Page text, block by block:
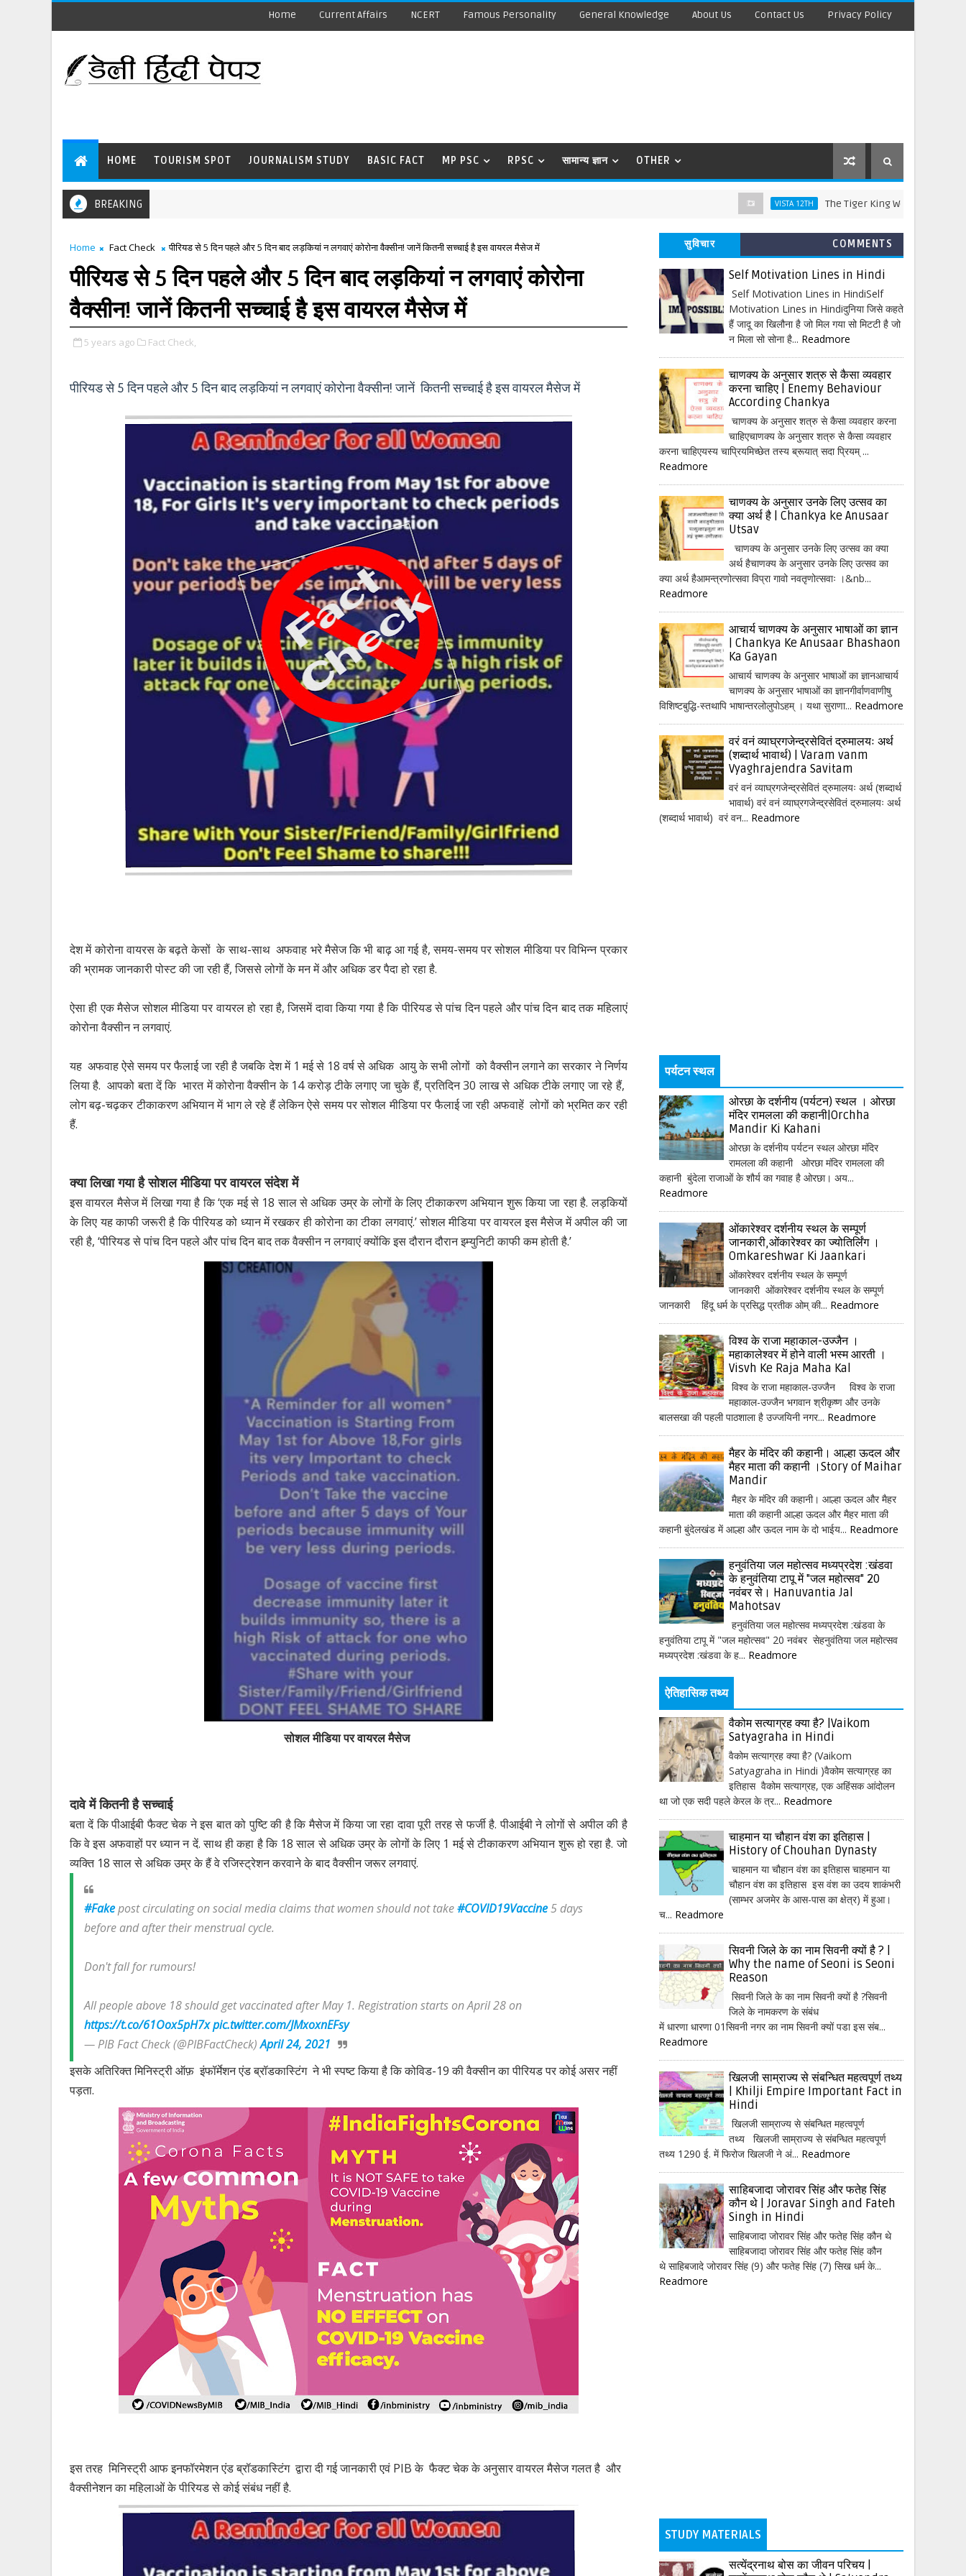
Home Current Affairs NCERT Famous Personality General Knowledge About Us Contact Us Privacy Policy
HOME TOURISM SPOT JOURNALISM STUDY BASIC FACT MP PSC RPSC सामान्य ज्ञान OTHER
BREAKING VISTA 12TH The Tiger King Words Meaning and
Home Fact Check पीरियड से 5 दिन पहले और 5 दिन बाद लड़कियां न लगवाएं कोरोना वैक्सीन! जानें कितनी सच्चाई है इस वायरल मैसेज में
पीरियड से 5 दिन पहले और 5 दिन बाद लड़कियां न लगवाएं कोरोना
वैक्सीन! जानें कितनी सच्चाई है इस वायरल मैसेज में
5 years ago Fact Check,
पीरियड से 5 दिन पहले और 5 दिन बाद लड़कियां न लगवाएं कोरोना वैक्सीन! जानें कितनी सच्चाई है इस वायरल मैसेज में
देश में कोरोना वायरस के बढ़ते केसों के साथ-साथ अफवाह भरे मैसेज कि भी बाढ़ आ गई है, समय-समय पर सोशल मीडिया पर विभिन्न प्रकार
की भ्रामक जानकारी पोस्ट की जा रही हैं, जिससे लोगों के मन में और अधिक डर पैदा हो रहा है.
ऐसा ही एक मैसेज सोशल मीडिया पर वायरल हो रहा है, जिसमें दावा किया गया है कि पीरियड से पांच दिन पहले और पांच दिन बाद तक महिलाएं
कोरोना वैक्सीन न लगवाएं.
यह अफवाह ऐसे समय पर फैलाई जा रही है जबकि देश में 1 मई से 18 वर्ष से अधिक आयु के सभी लोगों को वैक्सीन लगाने का सरकार ने निर्णय
लिया है. आपको बता दें कि भारत में कोरोना वैक्सीन के 14 करोड़ टीके लगाए जा चुके हैं, प्रतिदिन 30 लाख से अधिक टीके लगाए जा रहे हैं,
लोग बढ़-चढ़कर टीकाकरण अभियान में भाग ले रहे हैं लेकिन ऐसे समय पर सोशल मीडिया पर फैलाई जा रही अफवाहें लोगों को भ्रमित कर रही
हैं.
क्या लिखा गया है सोशल मीडिया पर वायरल संदेश में
इस वायरल मैसेज में लिखा गया है कि ‘एक मई से 18 साल से अधिक उम्र के लोगों के लिए टीकाकरण अभियान शुरू किया जा रहा है. लड़कियों
के लिए यह काफी जरूरी है कि पीरियड को ध्यान में रखकर ही कोरोना का टीका लगवाएं.’ सोशल मीडिया पर वायरल इस मैसेज में अपील की जा
रही है, ‘पीरियड से पांच दिन पहले और पांच दिन बाद तक वैक्सीन न लगवाएं क्योंकि इस दौरान दौरान इम्युनिटी काफी कम होती है.’
सोशल मीडिया पर वायरल मैसेज
दावे में कितनी है सच्चाई
बता दें कि पीआईबी फैक्ट चेक ने इस बात को पुष्टि की है कि मैसेज में किया जा रहा दावा पूरी तरह से फर्जी है. पीआईबी ने लोगों से अपील की है
कि वे इस अफवाहों पर ध्यान न दें. साथ ही कहा है कि 18 साल से अधिक उम्र के लोगों के लिए 1 मई से टीकाकरण अभियान शुरू हो रहा है. जो
व्यक्ति 18 साल से अधिक उम्र के हैं वे रजिस्ट्रेशन करवाने के बाद वैक्सीन जरूर लगवाएं.
#Fakepost circulating on social media claims that women should not take#COVID19Vaccine5 days
before and after their menstrual cycle.
Don't fall for rumours!
All people above 18 should get vaccinated after May 1. Registration starts on April 28 on
https://t.co/61Oox5pH7xpic.twitter.com/JMxoxnEFsy
— PIB Fact Check (@PIBFactCheck)April 24, 2021
इसके अतिरिक्त मिनिस्ट्री ऑफ़ इंफॉर्मेशन एंड ब्रॉडकास्टिंग ने भी स्पष्ट किया है कि कोविड-19 की वैक्सीन का पीरियड पर कोई असर नहीं
पड़ता.
इस तरह मिनिस्ट्री आफ इनफॉरमेशन एंड ब्रॉडकास्टिंग द्वारा दी गई जानकारी एवं PIB के फैक्ट चेक के अनुसार वायरल मैसेज गलत है और
वैक्सीनेशन का महिलाओं के पीरियड से कोई संबंध नहीं है.
सुविचार COMMENTS
Self Motivation Lines in Hindi
Self Motivation Lines in HindiSelf
Motivation Lines in Hindiदुनिया जिसे कहते
हैं जादू का खिलौना है जो मिल गया सो मिटटी है जो
न मिला सो सोना है... Readmore
चाणक्य के अनुसार शत्रु से कैसा व्यवहार
करना चाहिए | Enemy Behaviour
According Chankya
चाणक्य के अनुसार शत्रु से कैसा व्यवहार करना
चाहिएचाणक्य के अनुसार शत्रु से कैसा व्यवहार
करना चाहिएयस्य चाप्रियमिच्छेत तस्य ब्रूयात् सदा प्रियम् ...
Readmore
चाणक्य के अनुसार उनके लिए उत्सव का
क्या अर्थ है | Chankya ke Anusaar
Utsav
चाणक्य के अनुसार उनके लिए उत्सव का क्या
अर्थ हैचाणक्य के अनुसार उनके लिए उत्सव का
क्या अर्थ हैआमन्त्रणोत्सवा विप्रा गावो नवतृणोत्सवाः ।&nb...
Readmore
आचार्य चाणक्य के अनुसार भाषाओं का ज्ञान
| Chankya Ke Anusaar Bhashaon
Ka Gayan
आचार्य चाणक्य के अनुसार भाषाओं का ज्ञानआचार्य
चाणक्य के अनुसार भाषाओं का ज्ञानगीर्वाणवाणीषु
विशिष्टबुद्धि-स्तथापि भाषान्तरलोलुपोऽहम् । यथा सुराणा... Readmore
वरं वनं व्याघ्रगजेन्द्रसेवितं द्रुमालयः अर्थ
(शब्दार्थ भावार्थ) | Varam vanm
Vyaghrajendra Savitam
वरं वनं व्याघ्रगजेन्द्रसेवितं द्रुमालयः अर्थ (शब्दार्थ
भावार्थ) वरं वनं व्याघ्रगजेन्द्रसेवितं द्रुमालयः अर्थ
(शब्दार्थ भावार्थ) वरं वन... Readmore
पर्यटन स्थल
ओरछा के दर्शनीय (पर्यटन) स्थल । ओरछा
मंदिर रामलला की कहानी|Orchha
Mandir Ki Kahani
ओरछा के दर्शनीय पर्यटन स्थल ओरछा मंदिर
रामलला की कहानी ओरछा मंदिर रामलला की
कहानी बुंदेला राजाओं के शौर्य का गवाह है ओरछा। अय...
Readmore
ओंकारेश्वर दर्शनीय स्थल के सम्पूर्ण
जानकारी,ओंकारेश्वर का ज्योतिर्लिंग ।
Omkareshwar Ki Jaankari
ओंकारेश्वर दर्शनीय स्थल के सम्पूर्ण
जानकारी ओंकारेश्वर दर्शनीय स्थल के सम्पूर्ण
जानकारी हिंदू धर्म के प्रसिद्ध प्रतीक ओम् की... Readmore
विश्व के राजा महाकाल-उज्जैन ।
महाकालेश्वर में होने वाली भस्म आरती ।
Visvh Ke Raja Maha Kal
विश्व के राजा महाकाल-उज्जैन विश्व के राजा
महाकाल-उज्जैन भगवान श्रीकृष्ण और उनके
बालसखा की पहली पाठशाला है उज्जयिनी नगर... Readmore
मैहर के मंदिर की कहानी। आल्हा ऊदल और
मैहर माता की कहानी ।Story of Maihar
Mandir
मैहर के मंदिर की कहानी। आल्हा ऊदल और मैहर
माता की कहानी आल्हा ऊदल और मैहर माता की
कहानी बुंदेलखंड में आल्हा और ऊदल नाम के दो भाईय... Readmore
हनुवंतिया जल महोत्सव मध्यप्रदेश :खंडवा
के हनुवंतिया टापू में "जल महोत्सव" 20
नवंबर से। Hanuvantia Jal
Mahotsav
हनुवंतिया जल महोत्सव मध्यप्रदेश :खंडवा के
हनुवंतिया टापू में "जल महोत्सव" 20 नवंबर सेहनुवंतिया जल महोत्सव
मध्यप्रदेश :खंडवा के ह... Readmore
ऐतिहासिक तथ्य
वैकोम सत्याग्रह क्या है? |Vaikom
Satyagraha in Hindi
वैकोम सत्याग्रह क्या है? (Vaikom
Satyagraha in Hindi )वैकोम सत्याग्रह का
इतिहास वैकोम सत्याग्रह, एक अहिंसक आंदोलन
था जो एक सदी पहले केरल के त्र... Readmore
चाहमान या चौहान वंश का इतिहास |
History of Chouhan Dynasty
चाहमान या चौहान वंश का इतिहास चाहमान या
चौहान वंश का इतिहास इस वंश का उदय शाकंभरी
(साम्भर अजमेर के आस-पास का क्षेत्र) में हुआ।
च... Readmore
सिवनी जिले के का नाम सिवनी क्यों है ? |
Why the name of Seoni is Seoni
Reason
सिवनी जिले के का नाम सिवनी क्यों है ?सिवनी
जिले के नामकरण के संबंध
में धारणा धारणा 01सिवनी नगर का नाम सिवनी क्यों पडा इस संब...
Readmore
खिलजी साम्राज्य से संबन्धित महत्वपूर्ण तथ्य
| Khilji Empire Important Fact in
Hindi
खिलजी साम्राज्य से संबन्धित महत्वपूर्ण
तथ्य खिलजी साम्राज्य से संबन्धित महत्वपूर्ण
तथ्य 1290 ई. में फिरोज खिलजी ने अं... Readmore
साहिबजादा जोरावर सिंह और फतेह सिंह
कौन थे | Joravar Singh and Fateh
Singh in Hindi
साहिबजादा जोरावर सिंह और फतेह सिंह कौन थे
साहिबजादा जोरावर सिंह और फतेह सिंह कौन
थे साहिबजादे जोरावर सिंह (9) और फतेह सिंह (7) सिख धर्म के...
Readmore
STUDY MATERIALS
सत्येंद्रनाथ बोस का जीवन परिचय |